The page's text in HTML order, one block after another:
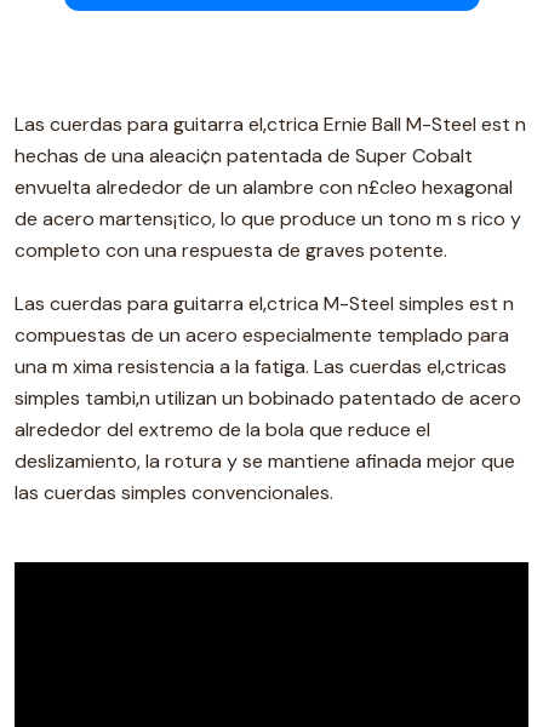
Las cuerdas para guitarra el‚ctrica Ernie Ball M-Steel est n
hechas de una aleaci¢n patentada de Super Cobalt
envuelta alrededor de un alambre con n£cleo hexagonal
de acero martens¡tico, lo que produce un tono m s rico y
completo con una respuesta de graves potente.
Las cuerdas para guitarra el‚ctrica M-Steel simples est n
compuestas de un acero especialmente templado para
una m xima resistencia a la fatiga. Las cuerdas el‚ctricas
simples tambi‚n utilizan un bobinado patentado de acero
alrededor del extremo de la bola que reduce el
deslizamiento, la rotura y se mantiene afinada mejor que
las cuerdas simples convencionales.